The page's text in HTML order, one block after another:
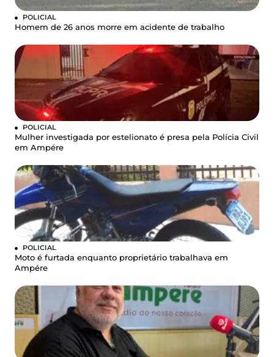
POLICIAL
Homem de 26 anos morre em acidente de trabalho
POLICIAL
Mulher investigada por estelionato é presa pela Polícia Civil
em Ampére
POLICIAL
Moto é furtada enquanto proprietário trabalhava em
Ampére